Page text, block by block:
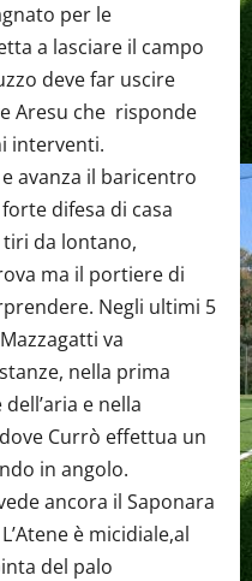
per le
a lasciare il campo
deve far uscire
Aresu che risponde
interventi.
avanza il baricentro
difesa di casa
da lontano,
ma il portiere di
Negli ultimi 5
va
nella prima
e nella
Currò effettua un
in angolo.
ancora il Saponara
è micidiale,al
del palo